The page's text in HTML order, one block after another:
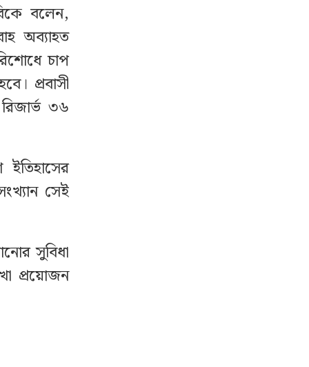
বলেন,
অব্যাহত
চাপ
প্রবাসী
৩৬
সেই
সুবিধা
প্রয়োজন